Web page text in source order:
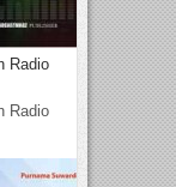
Radio
Radio